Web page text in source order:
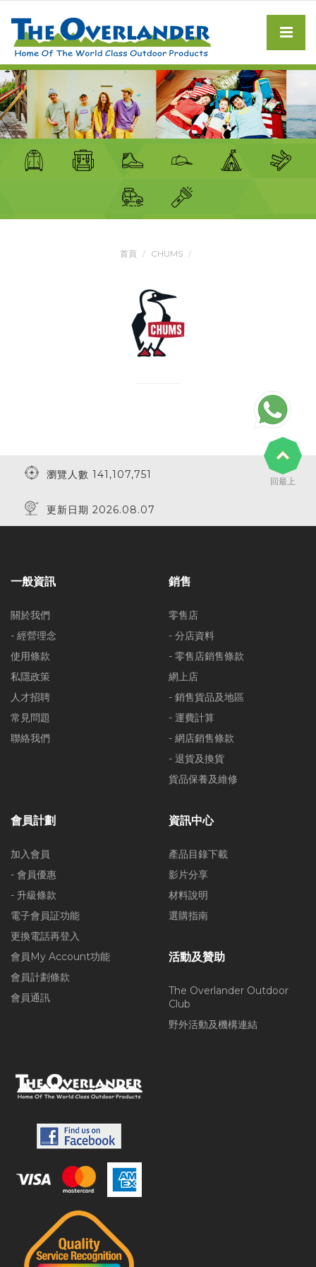
首頁 CHUMS
回最上
瀏覽人數 141,107,751
更新日期 2026.08.07
一般資訊
關於我們
- 經營理念
使用條款
私隱政策
人才招聘
常見問題
聯絡我們
銷售
零售店
- 分店資料
- 零售店銷售條款
網上店
- 銷售貨品及地區
- 運費計算
- 網店銷售條款
- 退貨及換貨
貨品保養及維修
會員計劃
加入會員
- 會員優惠
- 升級條款
電子會員証功能
更換電話再登入
會員My Account功能
會員計劃條款
會員通訊
資訊中心
產品目錄下載
影片分享
材料說明
選購指南
活動及贊助
The Overlander Outdoor
Club
野外活動及機構連結